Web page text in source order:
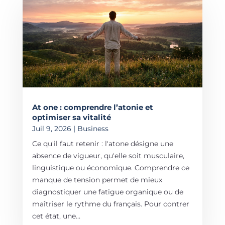
At one : comprendre l’atonie et
optimiser sa vitalité
Juil 9, 2026 | Business
Ce qu'il faut retenir : l'atone désigne une
absence de vigueur, qu'elle soit musculaire,
linguistique ou économique. Comprendre ce
manque de tension permet de mieux
diagnostiquer une fatigue organique ou de
maîtriser le rythme du français. Pour contrer
cet état, une...